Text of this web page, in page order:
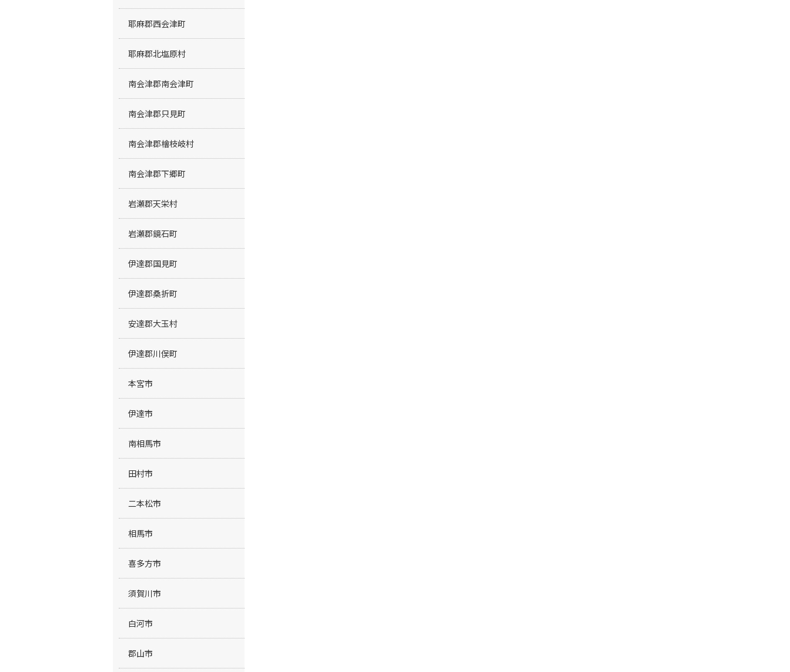
耶麻郡西会津町
耶麻郡北塩原村
南会津郡南会津町
南会津郡只見町
南会津郡檜枝岐村
南会津郡下郷町
岩瀬郡天栄村
岩瀬郡鏡石町
伊達郡国見町
伊達郡桑折町
安達郡大玉村
伊達郡川俣町
本宮市
伊達市
南相馬市
田村市
二本松市
相馬市
喜多方市
須賀川市
白河市
郡山市